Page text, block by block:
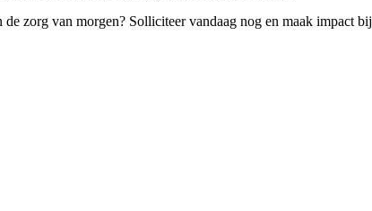
de zorg van morgen? Solliciteer vandaag nog en maak impact